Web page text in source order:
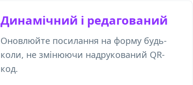
Динамічний і редагований
Оновлюйте посилання на форму будь-
коли, не змінюючи надрукований QR-
код.